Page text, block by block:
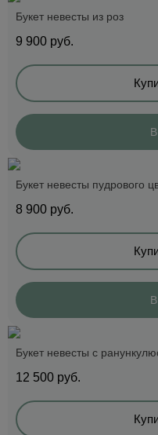
Букет невесты из роз
9 900 руб.
Букет невесты пудрового
8 900 руб.
Букет невесты с
12 500 руб.